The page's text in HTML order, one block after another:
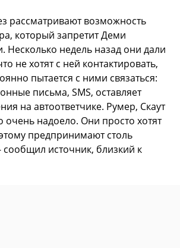
рассматривают возможность
который запретит Деми
Несколько недель назад они дали
не хотят с ней контактировать,
пытается с ними связаться:
письма, SMS, оставляет
на автоответчике. Румер, Скаут
очень надоело. Они просто хотят
предпринимают столь
источник, близкий к